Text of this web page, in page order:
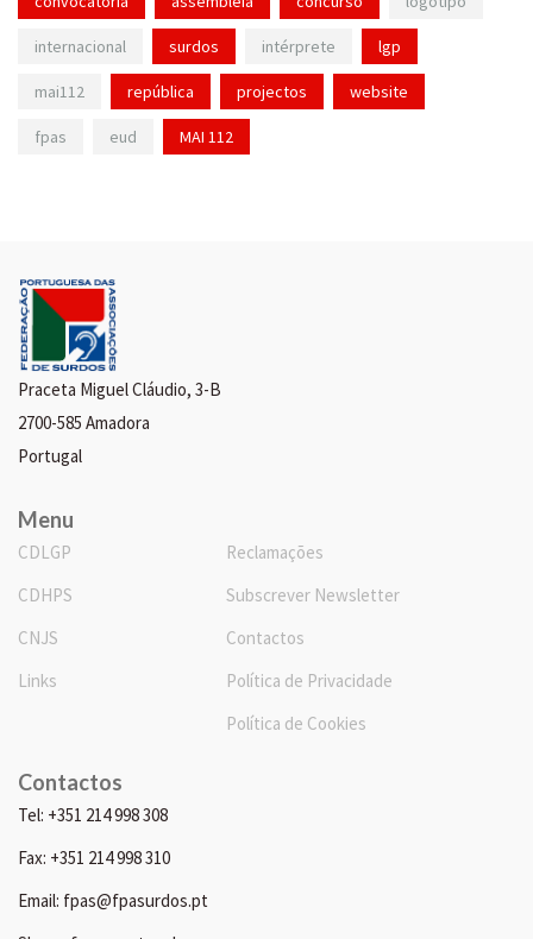
internacional surdos intérprete lgp
mai112 república projectos website
fpas eud MAI 112
Praceta Miguel Cláudio, 3-B
2700-585 Amadora
Portugal
Menu
CDLGP
CDHPS
CNJS
Links
Reclamações
Subscrever Newsletter
Contactos
Política de Privacidade
Política de Cookies
Contactos
Tel: +351 214 998 308
Fax: +351 214 998 310
Email: fpas@fpasurdos.pt